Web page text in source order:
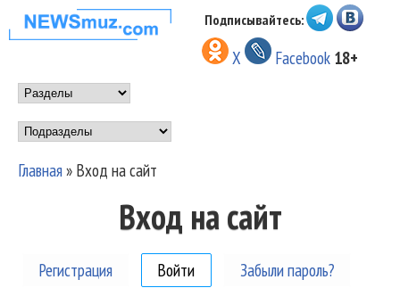
Перейти к основному
содержанию
НОВОСТИ
МУЗЫКИ И
ШОУ БИЗНЕСА
NEWSMUZ.COM
Подписывайтесь:
X Facebook 18+
Main menu
Подразделы
Вы здесь
Главная» Вход на сайт
Вход на сайт
Регистрация Войти (активная вкладка)
Забыли пароль?